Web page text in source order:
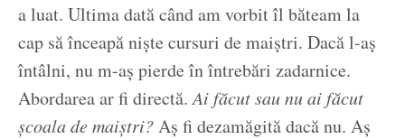
a luat. Ultima dată când am vorbit îl băteam la
cap să înceapă niște cursuri de maiștri. Dacă l-aș
întâlni, nu m-aș pierde în întrebări zadarnice.
Abordarea ar fi directă.Ai făcut sau nu ai făcut
școala de maiștri?Aș fi dezamăgită dacă nu. Aș